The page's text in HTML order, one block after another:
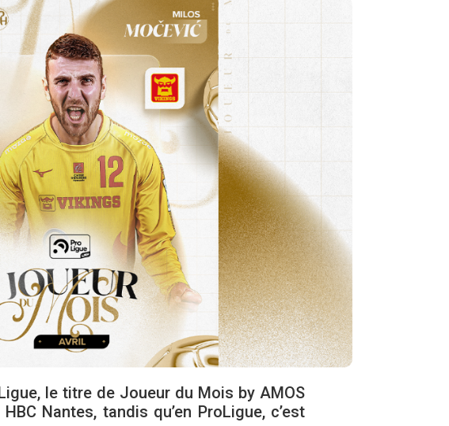
le titre de Joueur du Mois by AMOS
Nantes, tandis qu’en ProLigue, c’est